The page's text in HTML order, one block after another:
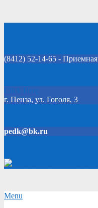
(8412) 52-14-65 - Приемная
Click Here
г. Пенза, ул. Гоголя, 3
pedk@bk.ru
Secondary
Menu